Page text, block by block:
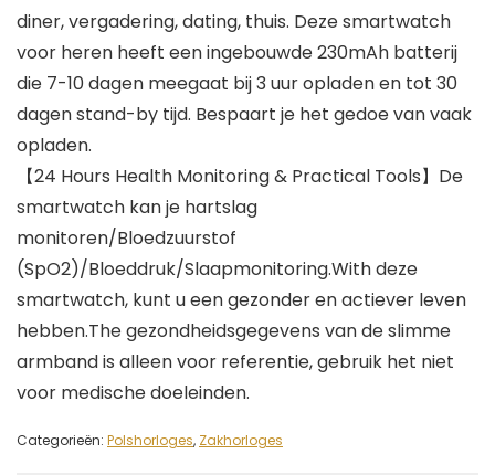
diner, vergadering, dating, thuis. Deze smartwatch
voor heren heeft een ingebouwde 230mAh batterij
die 7-10 dagen meegaat bij 3 uur opladen en tot 30
dagen stand-by tijd. Bespaart je het gedoe van vaak
opladen.
【24 Hours Health Monitoring & Practical Tools】De
smartwatch kan je hartslag
monitoren/Bloedzuurstof
(SpO2)/Bloeddruk/Slaapmonitoring.With deze
smartwatch, kunt u een gezonder en actiever leven
hebben.The gezondheidsgegevens van de slimme
armband is alleen voor referentie, gebruik het niet
voor medische doeleinden.
Categorieën: Polshorloges, Zakhorloges